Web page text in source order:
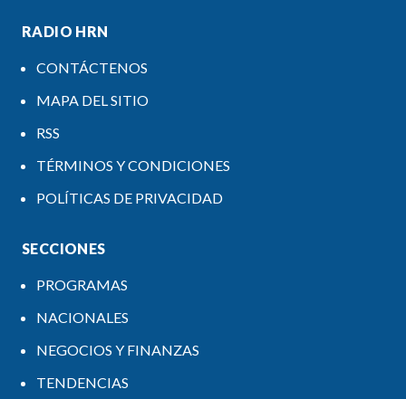
RADIO HRN
CONTÁCTENOS
MAPA DEL SITIO
RSS
TÉRMINOS Y CONDICIONES
POLÍTICAS DE PRIVACIDAD
SECCIONES
PROGRAMAS
NACIONALES
NEGOCIOS Y FINANZAS
TENDENCIAS